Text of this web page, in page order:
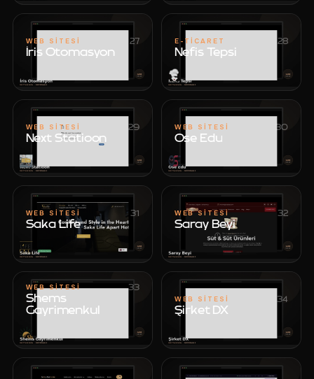
WEB SITESI 27
İris Otomasyon
E-TICARET 28
Nefis Tepsi
Nefis Tepsi
WEB SITESI 29
Next Statioon
Next Statioon
WEB SITESI 30
Ose Edu
WEB SITESI 31
Saka Life
Saka Life
WEB SITESI 32
Saray Beyi
Saray Beyi
WEB SITESI 33
Shems
Gayrimenkul
Gayrimenkul
WEB SITESI 34
Şirket DX